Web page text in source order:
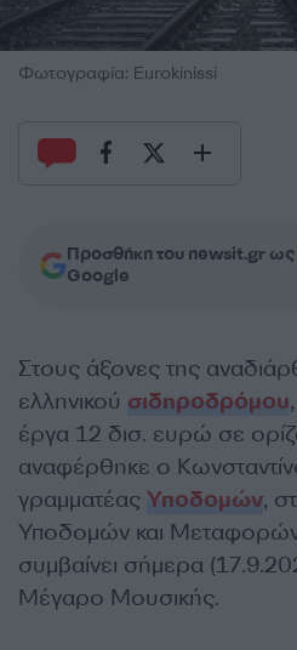
Φωτογραφία: Eurokinissi
Προσθήκη του newsit.gr ως
Google
Στους άξονες της
ελληνικού σιδηροδρόμου
έργα 12 δισ. ευρώ σε
αναφέρθηκε ο
γραμματέας Υποδομών,
Υποδομών και
συμβαίνει σήμερα
Μέγαρο Μουσικής.